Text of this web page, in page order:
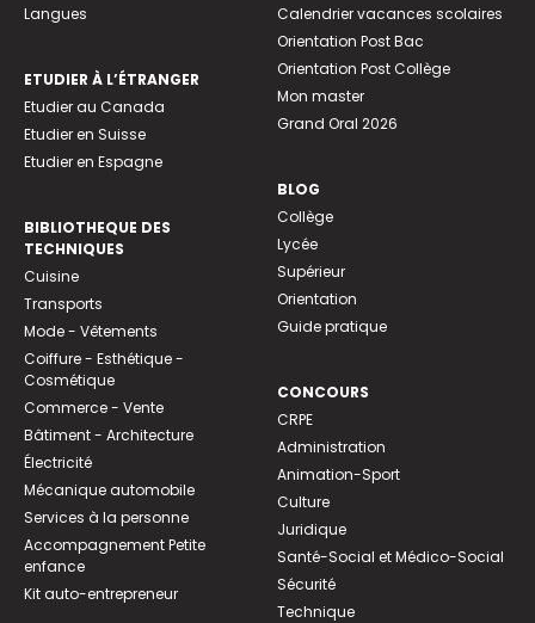
Langues
ETUDIER À L’ÉTRANGER
Etudier au Canada
Etudier en Suisse
Etudier en Espagne
BIBLIOTHEQUE DES
TECHNIQUES
Cuisine
Transports
Mode - Vêtements
Coiffure - Esthétique -
Cosmétique
Commerce - Vente
Bâtiment - Architecture
Électricité
Mécanique automobile
Services à la personne
Accompagnement Petite
enfance
Kit auto-entrepreneur
Calendrier vacances scolaires
Orientation Post Bac
Orientation Post Collège
Mon master
Grand Oral 2026
BLOG
Collège
Lycée
Supérieur
Orientation
Guide pratique
CONCOURS
CRPE
Administration
Animation-Sport
Culture
Juridique
Santé-Social et Médico-Social
Sécurité
Technique